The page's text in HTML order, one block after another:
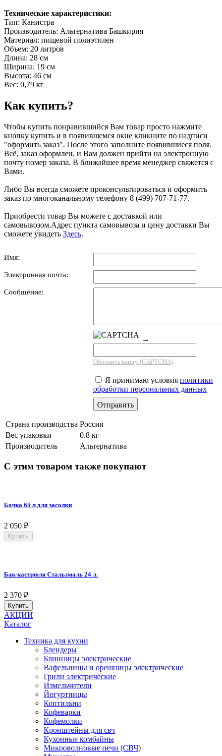
Технические характеристики:
Тип: Канистра
Производитель: Альтернатива Башкирия
Материал: пищевой полиэтилен
Объем: 20 литров
Длина: 28 см
Ширина: 19 см
Высота: 46 см
Вес: 0,79 кг
Как купить?
Чтобы купить понравившийся Вам товар просто нажмите
кнопку купить и в появившемся окне кликните по надписи
"оформить заказ". После этого заполните появившиеся поля.
Всё, заказ оформлен, и Вам должен прийти на электронную
почту номер заказа. В ближайшее время менеджер свяжется с
Вами.
Либо Вы всегда сможете проконсультироваться и оформить
заказ по многоканальному телефону 8 (499) 707-71-77.
Приобрести товар Вы можете с доставкой или
самовывозом.Адрес пункта самовывоза и цену доставки Вы
сможете увидеть Здесь.
Имя:
Электронная почта:
Сообщение:
→
Обновить капчу (CAPTCHA)
Я принимаю условия политики
обработки персональных данных
Страна производства Россия
Вес упаковки
0.8 кг
Производитель
Альтернатива
С этим товаром также покупают
Бочка 65 л для засолки
2 050 ₽
Купить
Бак-кастрюля Стальэмаль 24 л.
2 370 ₽
Купить
АКЦИИ
Каталог
Техника для кухни
Блендеры
Блинницы электрические
Вафельницы и орешницы электрические
Грили электрические
Измельчители
Йогуртницы
Коптильни
Кофеварки
Кофемолки
Кронштейны для свч
Кухонные комбайны
Микроволновые печи (СВЧ)